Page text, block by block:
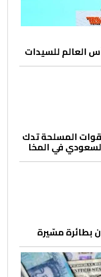
العالم للسيدات
المسلحة تدك
في المخا
بطائرة مسّيرة